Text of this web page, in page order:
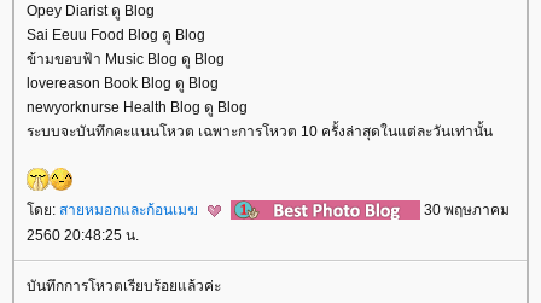
Opey Diarist ดู Blog
Sai Eeuu Food Blog ดู Blog
ข้ามขอบฟ้า Music Blog ดู Blog
lovereason Book Blog ดู Blog
newyorknurse Health Blog ดู Blog
ระบบจะบันทึกคะแนนโหวต เฉพาะการโหวต 10 ครั้งล่าสุดในแต่ละวันเท่านั้น
ดย: สายหมอกและก้อนเมฆ
30 พฤษภาคม
2560 20:48:25 น.
บันทึกการโหวตเรียบร้อยแล้วค่ะ